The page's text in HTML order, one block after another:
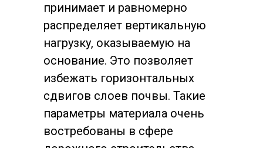
принимает и равномерно
распределяет вертикальную
нагрузку, оказываемую на
основание. Это позволяет
избежать горизонтальных
сдвигов слоев почвы. Такие
параметры материала очень
востребованы в сфере